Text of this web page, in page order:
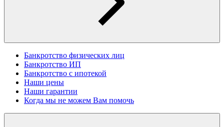
Банкротство физических лиц
Банкротство ИП
Банкротство с ипотекой
Наши цены
Наши гарантии
Когда мы не можем Вам помочь